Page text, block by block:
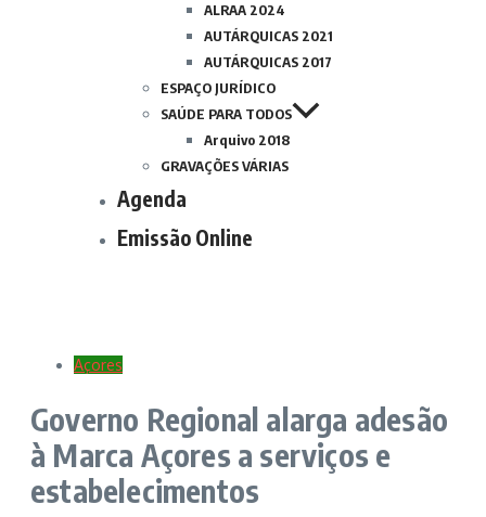
ALRAA 2024
AUTÁRQUICAS 2021
AUTÁRQUICAS 2017
ESPAÇO JURÍDICO
SAÚDE PARA TODOS
Arquivo 2018
GRAVAÇÕES VÁRIAS
Agenda
Emissão Online
Açores
Governo Regional alarga adesão
à Marca Açores a serviços e
estabelecimentos